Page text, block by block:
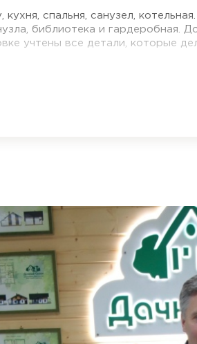
спальня, санузел,
библиотека и гардеробная.
учтены все детали, которые